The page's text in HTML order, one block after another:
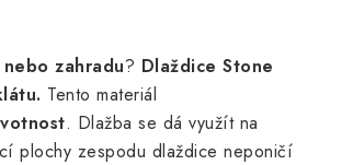
zahradu? Dlaždice Stone
Tento materiál
. Dlažba se dá využít na
plochy zespodu dlaždice neponičí